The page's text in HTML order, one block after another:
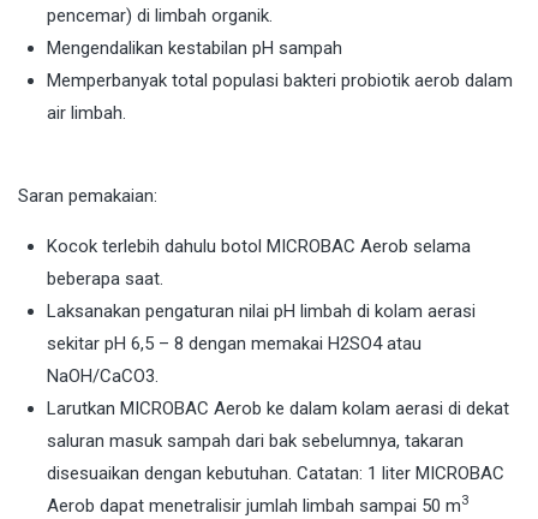
pencemar) di limbah organik.
Mengendalikan kestabilan pH sampah
Memperbanyak total populasi bakteri probiotik aerob dalam
air limbah.
Saran pemakaian:
Kocok terlebih dahulu botol MICROBAC Aerob selama
beberapa saat.
Laksanakan pengaturan nilai pH limbah di kolam aerasi
sekitar pH 6,5 – 8 dengan memakai H2SO4 atau
NaOH/CaCO3.
Larutkan MICROBAC Aerob ke dalam kolam aerasi di dekat
saluran masuk sampah dari bak sebelumnya, takaran
disesuaikan dengan kebutuhan. Catatan: 1 liter MICROBAC
Aerob dapat menetralisir jumlah limbah sampai 50 m3